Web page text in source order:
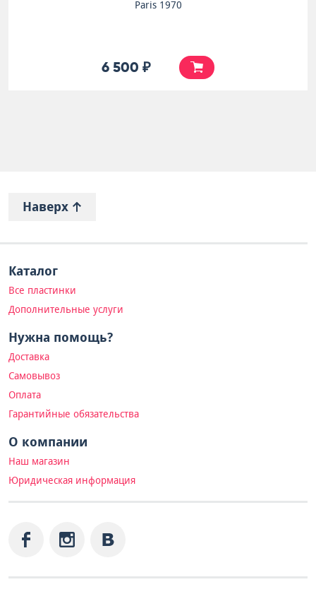
Paris 1970
6 500 ₽
Наверх
Каталог
Все пластинки
Дополнительные услуги
Нужна помощь?
Доставка
Самовывоз
Оплата
Гарантийные обязательства
О компании
Наш магазин
Юридическая информация